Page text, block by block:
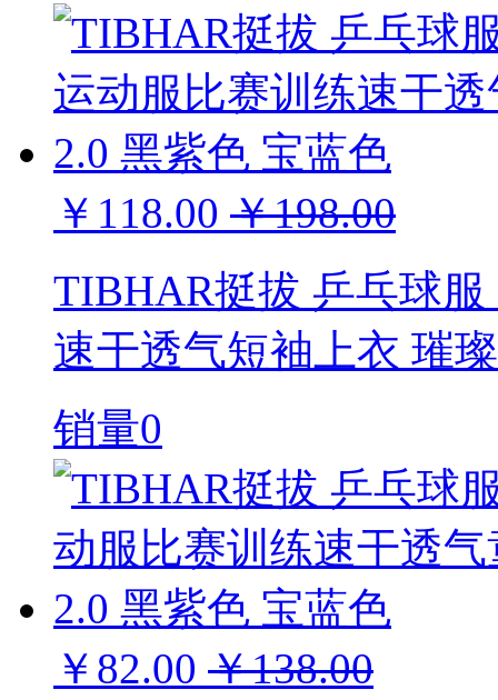
￥118.00 ￥198.00
TIBHAR挺拔 乒乓球
速干透气短袖上衣 璀
销量0
￥82.00 ￥138.00